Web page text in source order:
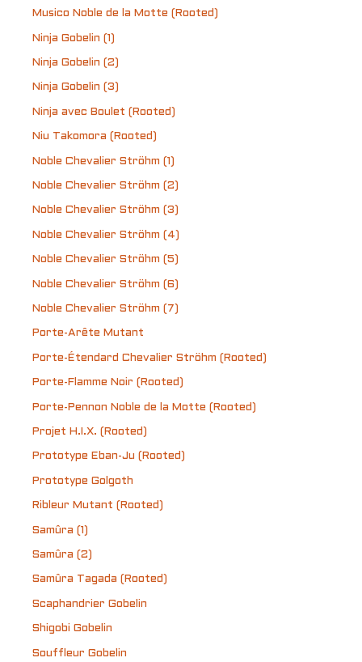
Musico Noble de la Motte (Rooted)
Ninja Gobelin (1)
Ninja Gobelin (2)
Ninja Gobelin (3)
Ninja avec Boulet (Rooted)
Niu Takomora (Rooted)
Noble Chevalier Ströhm (1)
Noble Chevalier Ströhm (2)
Noble Chevalier Ströhm (3)
Noble Chevalier Ströhm (4)
Noble Chevalier Ströhm (5)
Noble Chevalier Ströhm (6)
Noble Chevalier Ströhm (7)
Porte-Arête Mutant
Porte-Étendard Chevalier Ströhm (Rooted)
Porte-Flamme Noir (Rooted)
Porte-Pennon Noble de la Motte (Rooted)
Projet H.I.X. (Rooted)
Prototype Eban-Ju (Rooted)
Prototype Golgoth
Ribleur Mutant (Rooted)
Samûra (1)
Samûra (2)
Samûra Tagada (Rooted)
Scaphandrier Gobelin
Shigobi Gobelin
Souffleur Gobelin